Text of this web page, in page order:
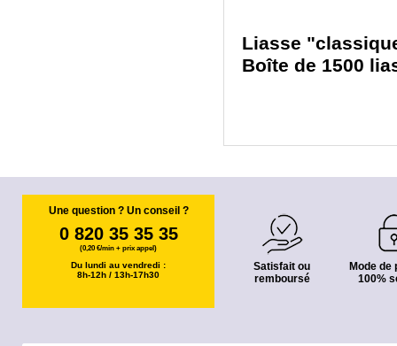
Liasse
Boîte de 1500
Une question ? Un conseil ?
0 820 35 35 35
(0,20 €/min + prix appel)
Du lundi au vendredi :
8h-12h / 13h-17h30
Satisfait ou
remboursé
Mode de
100%